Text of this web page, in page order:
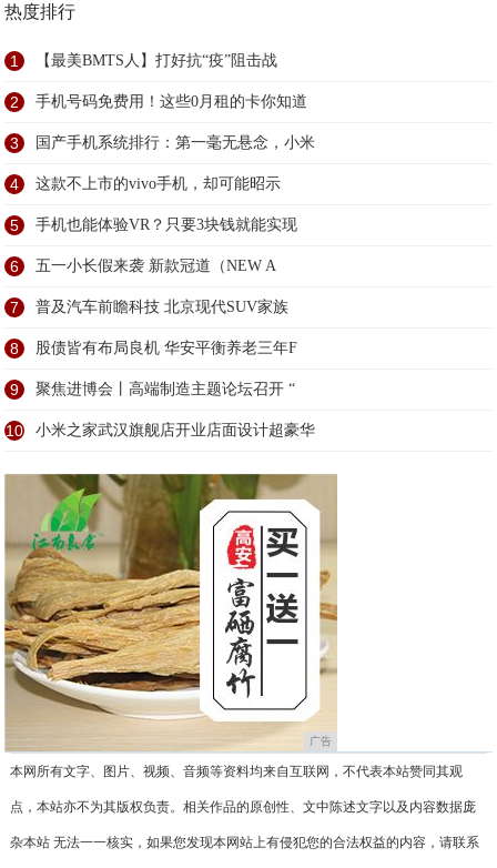
热度排行
1 【最美BMTS人】打好抗“疫”阻击战
2 手机号码免费用！这些0月租的卡你知道
3 国产手机系统排行：第一毫无悬念，小米
4 这款不上市的vivo手机，却可能昭示
5 手机也能体验VR？只要3块钱就能实现
6 五一小长假来袭 新款冠道（NEW A
7 普及汽车前瞻科技 北京现代SUV家族
8 股债皆有布局良机 华安平衡养老三年F
9 聚焦进博会丨高端制造主题论坛召开 “
10 小米之家武汉旗舰店开业店面设计超豪华
广告
本网所有文字、图片、视频、音频等资料均来自互联网，不代表本站赞同其观
点，本站亦不为其版权负责。相关作品的原创性、文中陈述文字以及内容数据庞
杂本站 无法一一核实，如果您发现本网站上有侵犯您的合法权益的内容，请联系